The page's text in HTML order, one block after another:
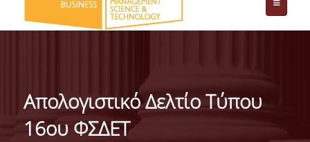
ΤΟ ΤΜΗΜΑ
ΤΑΥΤΟΤΗΤΑ ΤΟΥ ΤΜΗΜΑΤΟΣ
ΑΠΟΣΤΟΛΗ ΤΟΥ ΤΜΗΜΑΤΟΣ
Απολογιστικό Δελτίο Τύπου
16ου ΦΣΔΕΤ